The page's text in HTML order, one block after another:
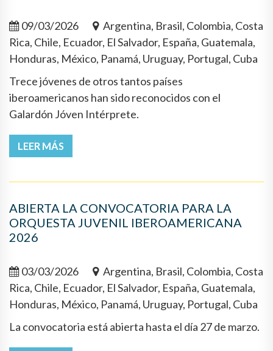
09/03/2026
Argentina, Brasil, Colombia, Costa
Rica, Chile, Ecuador, El Salvador, España, Guatemala,
Honduras, México, Panamá, Uruguay, Portugal, Cuba
Trece jóvenes de otros tantos países
iberoamericanos han sido reconocidos con el
Galardón Jóven Intérprete.
LEER MÁS
ABIERTA LA CONVOCATORIA PARA LA
ORQUESTA JUVENIL IBEROAMERICANA
2026
03/03/2026
Argentina, Brasil, Colombia, Costa
Rica, Chile, Ecuador, El Salvador, España, Guatemala,
Honduras, México, Panamá, Uruguay, Portugal, Cuba
La convocatoria está abierta hasta el día 27 de marzo.